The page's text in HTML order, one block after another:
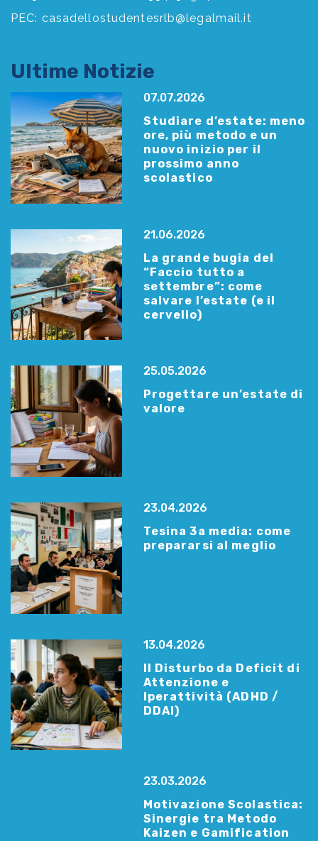
PEC: casadellostudentesrlb@legalmail.it
Ultime Notizie
07.07.2026
Studiare d’estate: meno
ore, più metodo e un
nuovo inizio per il
prossimo anno
scolastico
21.06.2026
La grande bugia del
“Faccio tutto a
settembre”: come
salvare l’estate (e il
cervello)
25.05.2026
Progettare un’estate di
valore
23.04.2026
Tesina 3a media: come
prepararsi al meglio
13.04.2026
Il Disturbo da Deficit di
Attenzione e
Iperattività (ADHD /
DDAI)
23.03.2026
Motivazione Scolastica:
Sinergie tra Metodo
Kaizen e Gamification